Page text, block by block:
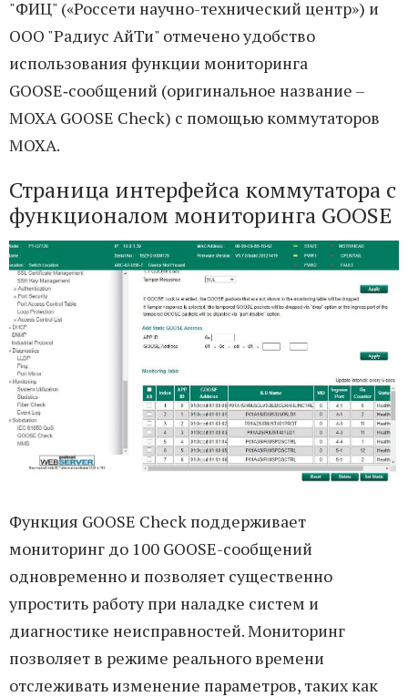
"ФИЦ" («Россети научно-технический центр») и
ООО "Радиус АйТи" отмечено удобство
использования функции мониторинга
GOOSE‑сообщений (оригинальное название –
MOXA GOOSE Check) с помощью коммутаторов
MOXA.
Страница интерфейса коммутатора с
функционалом мониторинга GOOSE
Функция GOOSE Check поддерживает
мониторинг до 100 GOOSE-сообщений
одновременно и позволяет существенно
упростить работу при наладке систем и
диагностике неисправностей. Мониторинг
позволяет в режиме реального времени
отслеживать изменение параметров,таких как